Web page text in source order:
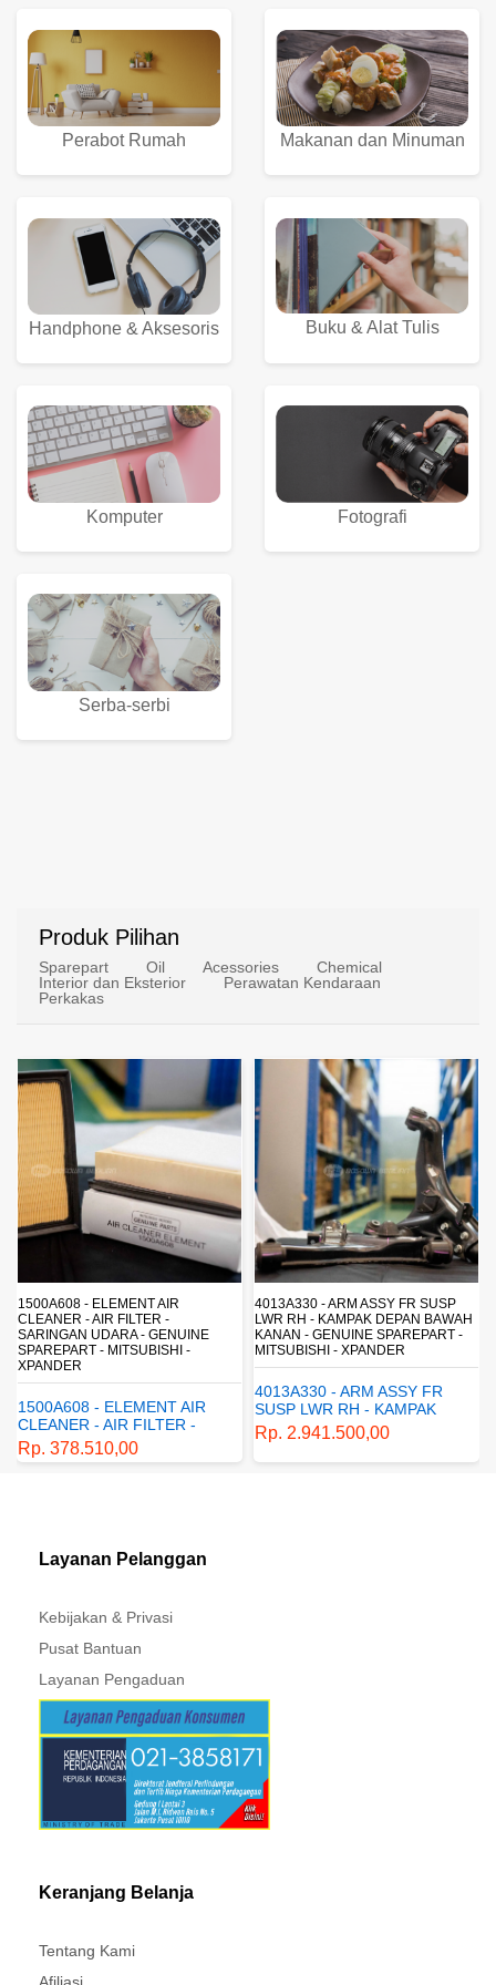
Perabot Rumah Makanan dan Minuman
Handphone & Aksesoris Buku & Alat Tulis
Komputer Fotografi
Serba-serbi
Produk Pilihan
Sparepart Oil Acessories
Chemical
Interior dan Eksterior
Perawatan Kendaraan
Perkakas
4013A330 - ARM ASSY FR SUSP
LWR RH - KAMPAK DEPAN BAWAH
KANAN - GENUINE SPAREPART -
MITSUBISHI - XPANDER
SUSP LWR RH - KAMPAK
DEPAN BAWAH KANAN -
GENUINE SPAREPART -
MITSUBISHI - XPANDER
Rp. 2.941.500,00
4162A413 - SHOCK ABSORBER RR
SUSP - SUSPENSI BELAKANG -
SHOCKBREAKER BELAKANG -
GENUINE SPAREPART -
MITSUBISHI - XPANDER
4162A413 - SHOCK
ABSORBER RR SUSP -
SUSPENSI BELAKANG -
SHOCKBREAKER BELAKANG
Rp. 1.198.800,00
Layanan Pelanggan
Kebijakan & Privasi
Pusat Bantuan
Layanan Pengaduan
Keranjang Belanja
Tentang Kami
Afiliasi